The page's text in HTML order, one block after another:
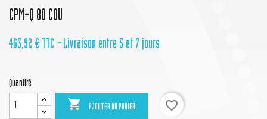
CPM-Q 80 COU
463,92 € TTC Livraison entre 5 et 7 jours
Quantité
 AJOUTER AU PANIER
favorite_border